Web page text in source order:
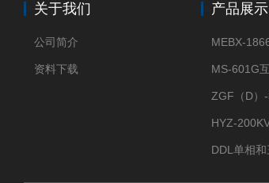
关于我们
公司简介
资料下载
产品展示